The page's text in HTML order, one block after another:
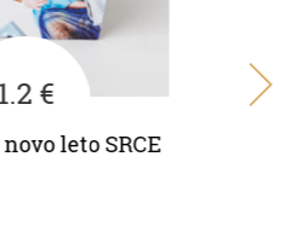
€
leto SRCE